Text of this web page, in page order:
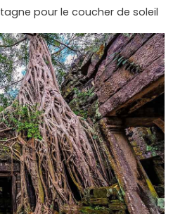
pour le coucher de soleil